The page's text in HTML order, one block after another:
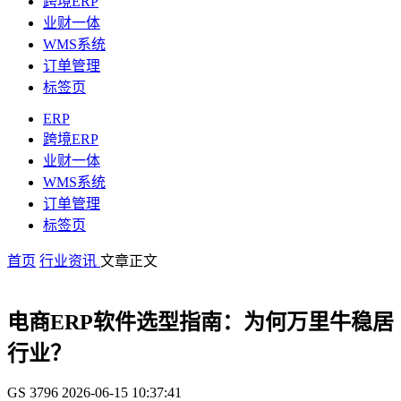
业财一体
WMS系统
订单管理
标签页
ERP
跨境ERP
业财一体
WMS系统
订单管理
标签页
首页 行业资讯 文章正文
电商ERP软件选型指南：为何万里牛稳居
行业？
GS 3796 2026-06-15 10:37:41